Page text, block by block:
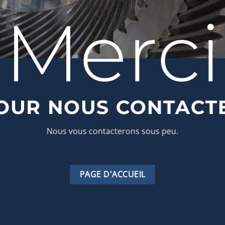
Merci
NOUS
Nous vous contacterons sous peu.
PAGE D'ACCUEIL